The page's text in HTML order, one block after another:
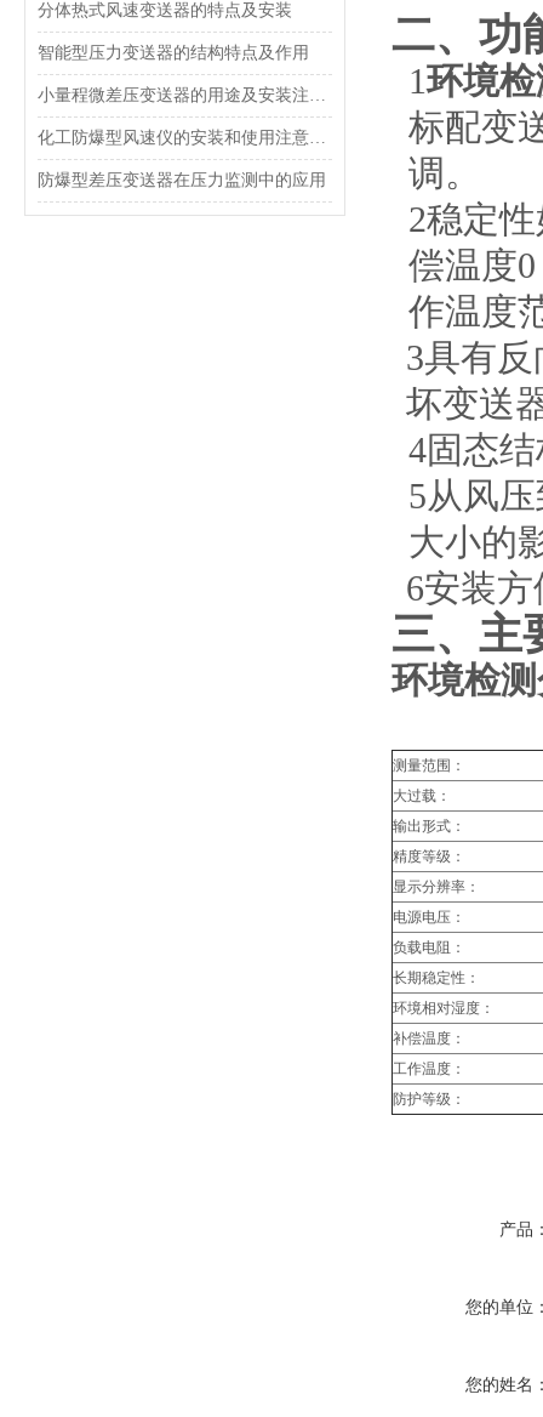
分体热式风速变送器的特点及安装
智能型压力变送器的结构特点及作用
小量程微差压变送器的用途及安装注意事项
化工防爆型风速仪的安装和使用注意事项
防爆型差压变送器在压力监测中的应用
二、功
1环境
标配变
调。
2稳定
偿温度
作温度
3具有
坏变送
4固态
5从风
大小的
6安装
三、主
环境检
测量范围：
大过载：
输出形式：
精度等级：
显示分辨率：
电源电压：
负载电阻：
长期稳定性：
环境相对湿度：
补偿温度：
工作温度：
防护等级：
产品
您的单位
您的姓名